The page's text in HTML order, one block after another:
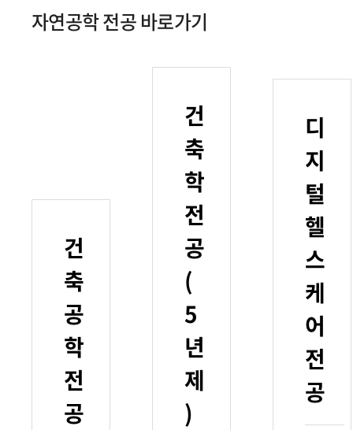
자연공학 전공 바로가기
건
축
공
학
전
공
건
축
학
전
공
(
5
년
제
)
디
지
털
헬
스
케
어
전
공